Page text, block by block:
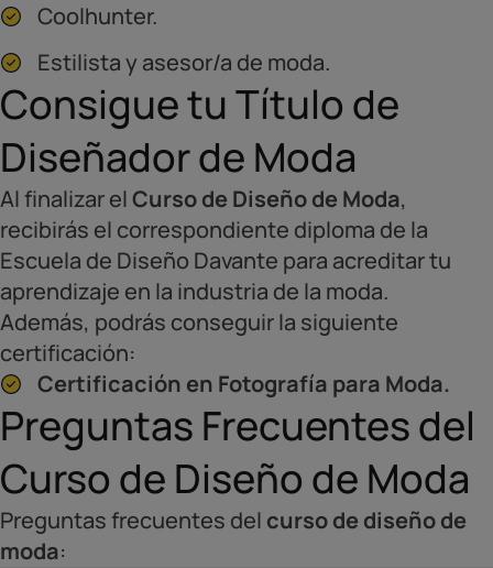
Coolhunter.
Estilista y asesor/a de moda.
Consigue tu Título de
Diseñador de Moda
Al finalizar elCurso de Diseño de Moda,
recibirás el correspondiente diploma de la
Escuela de Diseño Davante para acreditar tu
aprendizaje en la industria de la moda.
Además, podrás conseguir la siguiente
certificación:
Certificación en Fotografía para Moda.
Preguntas Frecuentes del
Curso de Diseño de Moda
Preguntas frecuentes del curso de diseño de
moda: